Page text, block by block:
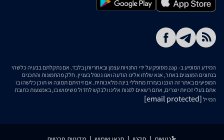
המידע המופיע ב- zap מסופק על ידי החנויות עצמן ובאחריותן בלבד. אם נתקלתם בבעיה כלשהי
בנתונים המוצגים באתר, אנא שלחו אלינו הודעה ואנו נטפל בעניין. חלק מהתמונות והתכנים
המופיעים באתר זה הוכנו בעזרת מחוללי בינה מלאכותית. אם זיהיתם תמונה או תוכן כלשהו בו
אתם בעלי זכויות יוצרים, אתם רשאים לפנות אלינו ולבקש לחדול משימוש בו, באמצעות כתובת
המייל [email protected]